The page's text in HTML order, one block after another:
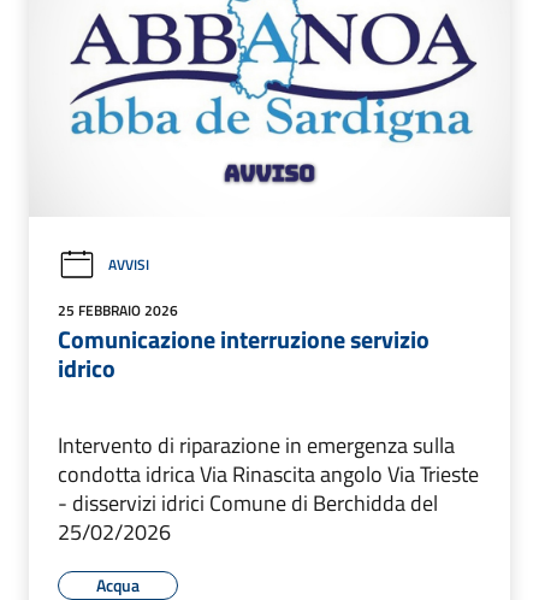
AVVISI
25 FEBBRAIO 2026
Comunicazione interruzione servizio
idrico
Intervento di riparazione in emergenza sulla
condotta idrica Via Rinascita angolo Via Trieste
- disservizi idrici Comune di Berchidda del
25/02/2026
Acqua